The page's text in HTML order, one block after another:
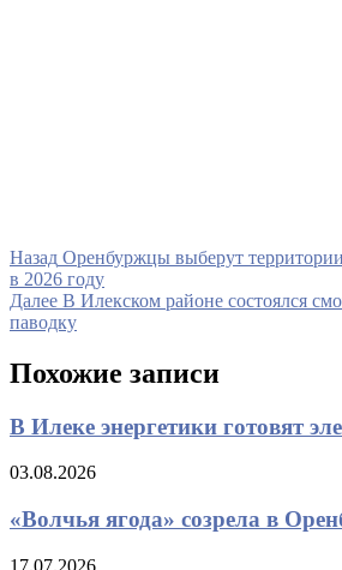
Навигация
по
записям
Назад Предыдущая
запись
Оренбуржцы выберут территории
в 2026 году
Далее Следующая
запись
В Илекском районе состоялся
паводку
Похожие записи
В Илеке энергетики готовят
03.08.2026
«Волчья ягода» созрела в
17.07.2026